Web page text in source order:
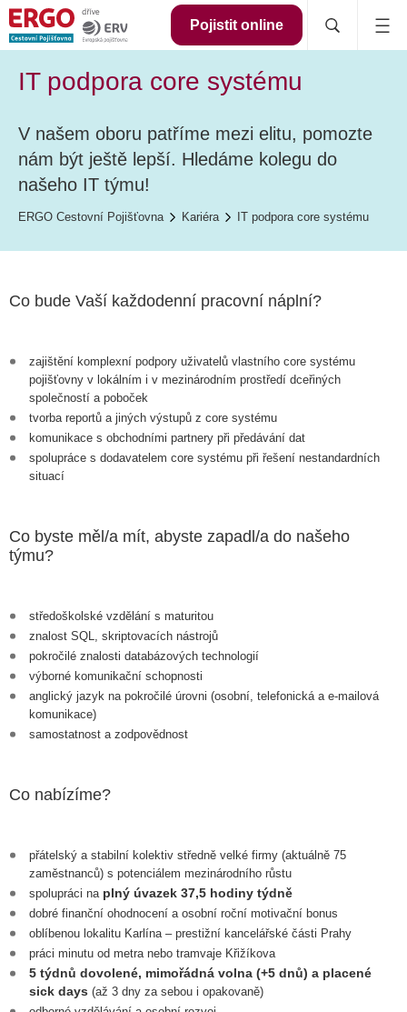
Pojistit online
IT podpora core systému
V našem oboru patříme mezi elitu, pomozte
nám být ještě lepší. Hledáme kolegu do
našeho IT týmu!
ERGO Cestovní Pojišťovna Kariéra IT podpora core systému
Co bude Vaší každodenní pracovní náplní?
zajištění komplexní podpory uživatelů vlastního core systému
pojišťovny v lokálním i v mezinárodním prostředí dceřiných
společností a poboček
tvorba reportů a jiných výstupů z core systému
komunikace s obchodními partnery při předávání dat
spolupráce s dodavatelem core systému při řešení nestandardních
situací
Co byste měl/a mít, abyste zapadl/a do našeho
týmu?
středoškolské vzdělání s maturitou
znalost SQL, skriptovacích nástrojů
pokročilé znalosti databázových technologií
výborné komunikační schopnosti
anglický jazyk na pokročilé úrovni (osobní, telefonická a e-mailová
komunikace)
samostatnost a zodpovědnost
Co nabízíme?
přátelský a stabilní kolektiv středně velké firmy (aktuálně 75
zaměstnanců) s potenciálem mezinárodního růstu
spolupráci na plný úvazek 37,5 hodiny týdně
dobré finanční ohodnocení a osobní roční motivační bonus
oblíbenou lokalitu Karlína – prestižní kancelářské části Prahy
práci minutu od metra nebo tramvaje Křižíkova
5 týdnů dovolené, mimořádná volna (+5 dnů) a placené
sick days (až 3 dny za sebou i opakovaně)